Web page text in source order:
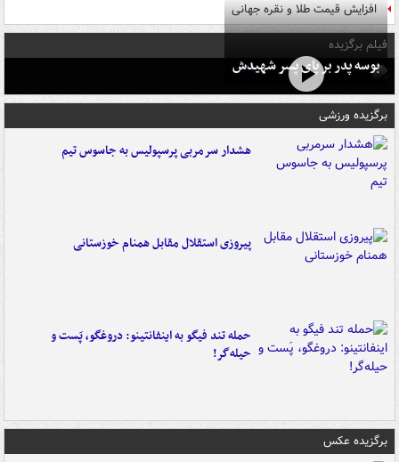
افزایش قیمت طلا و نقره جهانی
فیلم برگزیده
بوسه‌ پدر بر پای پسر شهیدش
برگزیده ورزشی
هشدار سرمربی پرسپولیس به جاسوس تیم
پیروزی استقلال مقابل همنام خوزستانی
حمله تند فیگو به اینفانتینو: دروغگو، پَست‌ و
حیله‌گر!
برگزیده عکس